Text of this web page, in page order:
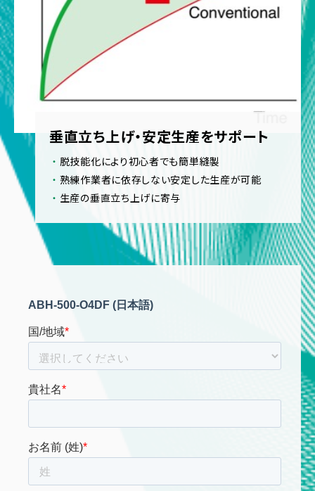
垂直立ち上げ・安定生産をサポート
脱技能化により初心者でも簡単縫製
熟練作業者に依存しない安定した生産が可能
生産の垂直立ち上げに寄与